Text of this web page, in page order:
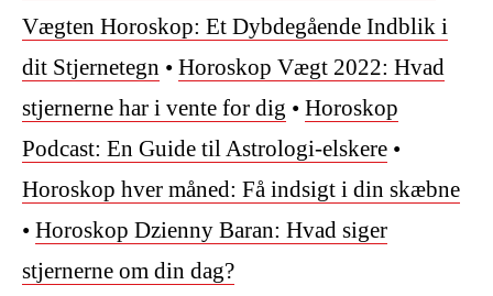
Vægten Horoskop: Et Dybdegående Indblik i
dit Stjernetegn • Horoskop Vægt 2022: Hvad
stjernerne har i vente for dig • Horoskop
Podcast: En Guide til Astrologi-elskere •
Horoskop hver måned: Få indsigt i din skæbne
• Horoskop Dzienny Baran: Hvad siger
stjernerne om din dag?